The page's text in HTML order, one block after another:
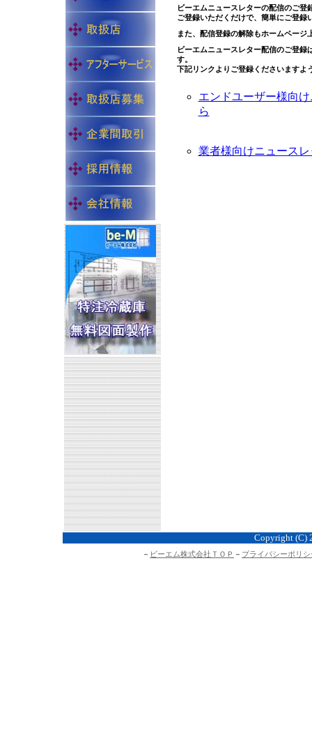
ビーエムニュースレターの配信のご
ご登録いただくだけで、簡単にご登録
また、配信登録の解除もホームページ
ビーエムニュースレター配信のご登
す。
下記リンクよりご登録くださいます
エンドユーザー様向
ら
業者様向けニュース
Copyright (C)
－ ビーエム株式会社ＴＯＰ － プライバシーポリシ